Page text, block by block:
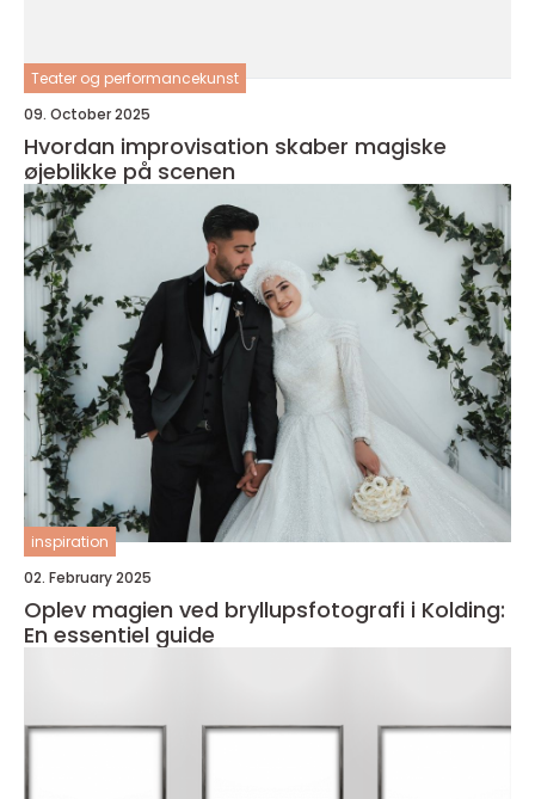
Teater og performancekunst
09. October 2025
Hvordan improvisation skaber magiske
øjeblikke på scenen
inspiration
02. February 2025
Oplev magien ved bryllupsfotografi i Kolding:
En essentiel guide